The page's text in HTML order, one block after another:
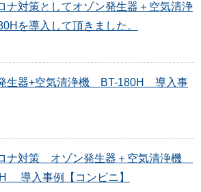
ナ対策としてオゾン発生器＋空気清浄
を導入して頂きました。
生器+空気清浄機 BT-180H 導入事
ナ対策 オゾン発生器＋空気清浄機
導入事例【コンビニ】